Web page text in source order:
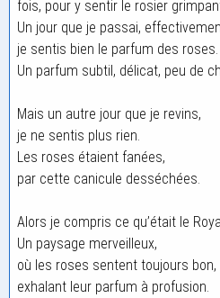
fois, pour y sentir le rosier
Un jour que je passai,
je sentis bien le parfum des roses.
Un parfum subtil, délicat, peu de
Mais un autre jour que je revins,
je ne sentis plus rien.
Les roses étaient fanées,
par cette canicule desséchées.
Alors je compris ce qu’était le
Un paysage merveilleux,
où les roses sentent toujours bon,
exhalant leur parfum à profusion.